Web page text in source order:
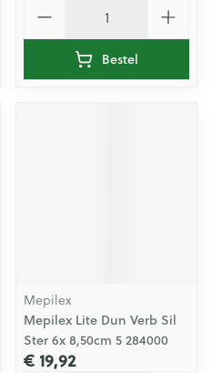
Bestel
Mepilex
Mepilex Lite Dun Verb Sil
Ster 6x 8,50cm 5 284000
€ 19,92